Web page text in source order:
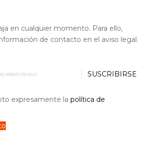
en cualquier momento. Para ello,
de contacto en el aviso legal.
SUSCRIBIRSE
expresamente la política de